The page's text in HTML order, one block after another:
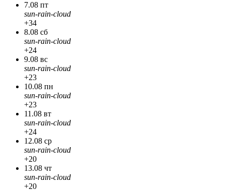
7.08 пт
sun-rain-cloud
+34
8.08 сб
sun-rain-cloud
+24
9.08 вс
sun-rain-cloud
+23
10.08 пн
sun-rain-cloud
+23
11.08 вт
sun-rain-cloud
+24
12.08 ср
sun-rain-cloud
+20
13.08 чт
sun-rain-cloud
+20